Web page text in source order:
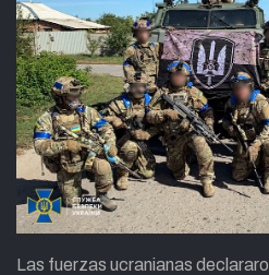
Las fuerzas ucranianas